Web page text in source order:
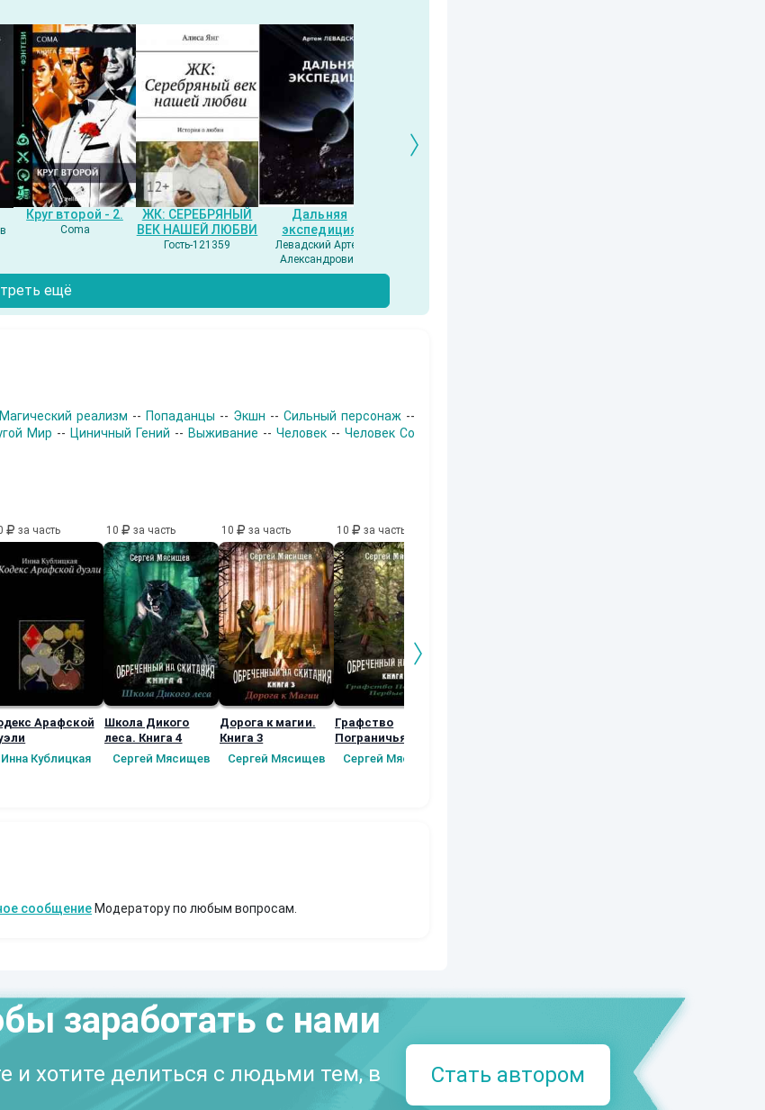
Круг второй - 2.
Coma
ЖК: СЕРЕБРЯНЫЙ
ВЕК НАШЕЙ ЛЮБВИ
Гость-121359
Дальняя
экспедиция
Левадский Артем
Александрович
ещё
Магический реализм -- Попаданцы -- Экшн -- Сильный персонаж --
Мир -- Циничный Гений -- Выживание -- Человек -- Человек Со
за часть
Арафской
Инна Кублицкая
10 за часть
Школа Дикого
леса. Книга 4
Сергей Мясищев
10 за часть
Дорога к магии.
Книга 3
Сергей Мясищев
10 за часть
Графство
Пограничья.
Первые шаги.
Книга 2
Сергей Мясищев
сообщение Модератору по любым вопросам.
заработать с нами
и хотите делиться с людьми тем, в
Стать автором